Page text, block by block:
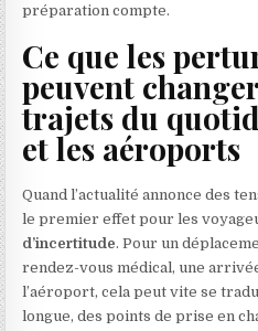
préparation compte.
Ce que les
peuvent
trajets du
et les aéroports
Quand l’actualité annonce des
le premier effet pour les
d’incertitude. Pour un
rendez-vous médical, une
l’aéroport, cela peut vite se
longue, des points de prise en